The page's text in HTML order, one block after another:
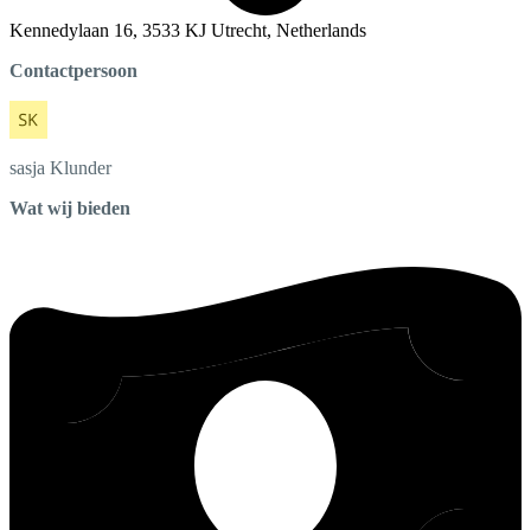
Kennedylaan 16, 3533 KJ Utrecht, Netherlands
Contactpersoon
sasja Klunder
Wat wij bieden